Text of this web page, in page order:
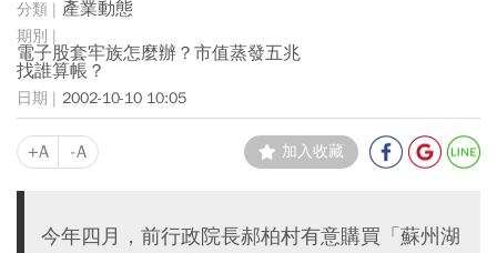
產業動態
電子股套牢族怎麼辦？市值蒸發五兆
找誰算帳？
2002-10-10 10:05
+A -A 加入收藏
今年四月，前行政院長郝柏村有意購買「蘇州湖